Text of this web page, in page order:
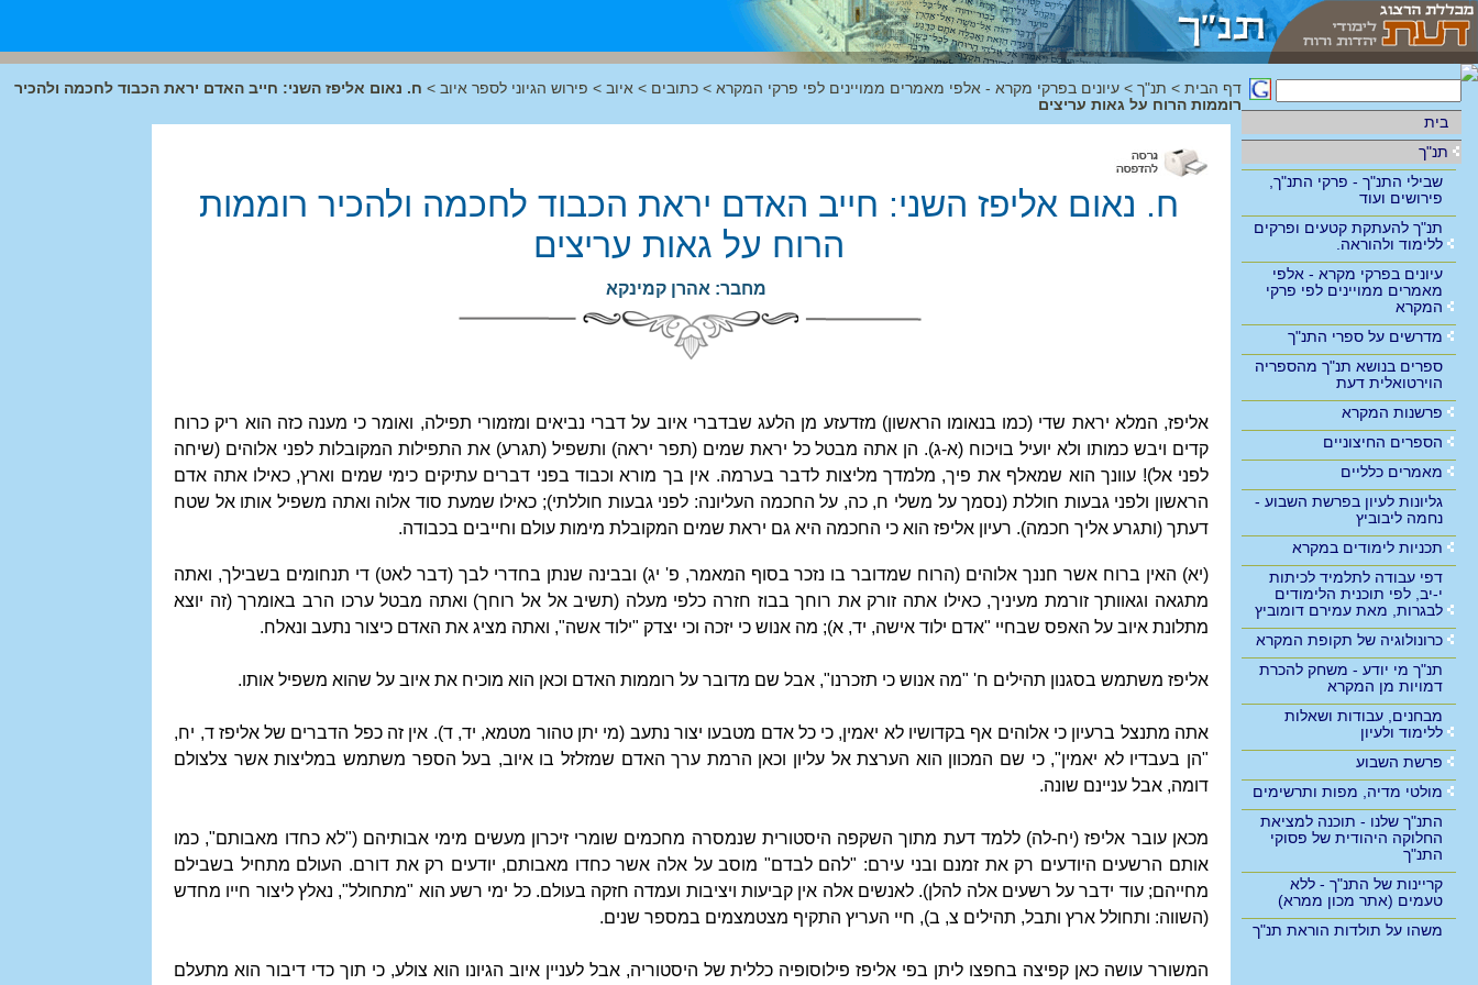
בית
תנ"ך
שבילי התנ"ך - פרקי התנ"ך,
פירושים ועוד
תנ"ך להעתקת קטעים ופרקים
ללימוד ולהוראה.
עיונים בפרקי מקרא - אלפי
מאמרים ממויינים לפי פרקי
המקרא
מדרשים על ספרי התנ"ך
ספרים בנושא תנ"ך מהספריה
הוירטואלית דעת
פרשנות המקרא
הספרים החיצוניים
מאמרים כלליים
גליונות לעיון בפרשת השבוע -
נחמה ליבוביץ
תכניות לימודים במקרא
דפי עבודה לתלמיד לכיתות
י-יב, לפי תוכנית הלימודים
לבגרות, מאת עמירם דומוביץ
כרונולוגיה של תקופת המקרא
תנ"ך מי יודע - משחק להכרת
דמויות מן המקרא
מבחנים, עבודות ושאלות
ללימוד ולעיון
פרשת השבוע
מולטי מדיה, מפות ותרשימים
התנ"ך שלנו - תוכנה למציאת
החלוקה היהודית של פסוקי
התנ"ך
קריינות של התנ"ך - ללא
טעמים (אתר מכון ממרא)
משהו על תולדות הוראת תנ"ך
דף הבית > תנ"ך > עיונים בפרקי מקרא - אלפי מאמרים ממויינים לפי פרקי המקרא > כתובים > איוב > פירוש הגיוני לספר איוב > ח. נאום אליפז השני: חייב האדם יראת הכבוד לחכמה ולהכיר
רוממות הרוח על גאות עריצים
ח. נאום אליפז השני: חייב האדם יראת הכבוד לחכמה ולהכיר רוממות
הרוח על גאות עריצים
מחבר: אהרן קמינקא
אליפז, המלא יראת שדי (כמו בנאומו הראשון) מזדעזע מן הלעג שבדברי איוב על דברי נביאים ומזמורי תפילה, ואומר כי מענה כזה הוא ריק כרוח
קדים ויבש כמותו ולא יועיל בויכוח (א-ג). הן אתה מבטל כל יראת שמים (תפר יראה) ותשפיל (תגרע) את התפילות המקובלות לפני אלוהים (שיחה
לפני אל)! עוונך הוא שמאלף את פיך, מלמדך מליצות לדבר בערמה. אין בך מורא וכבוד בפני דברים עתיקים כימי שמים וארץ, כאילו אתה אדם
הראשון ולפני גבעות חוללת (נסמך על משלי ח, כה, על החכמה העליונה: לפני גבעות חוללתי); כאילו שמעת סוד אלוה ואתה משפיל אותו אל שטח
דעתך (ותגרע אליך חכמה). רעיון אליפז הוא כי החכמה היא גם יראת שמים המקובלת מימות עולם וחייבים בכבודה.
(יא) האין ברוח אשר חננך אלוהים (הרוח שמדובר בו נזכר בסוף המאמר, פ' יג) ובבינה שנתן בחדרי לבך (דבר לאט) די תנחומים בשבילך, ואתה
מתגאה וגאוותך זורמת מעיניך, כאילו אתה זורק את רוחך בבוז חזרה כלפי מעלה (תשיב אל אל רוחך) ואתה מבטל ערכו הרב באומרך (זה יוצא
מתלונת איוב על האפס שבחיי "אדם ילוד אישה, יד, א); מה אנוש כי יזכה וכי יצדק "ילוד אשה", ואתה מציג את האדם כיצור נתעב ונאלח.
אליפז משתמש בסגנון תהילים ח' "מה אנוש כי תזכרנו", אבל שם מדובר על רוממות האדם וכאן הוא מוכיח את איוב על שהוא משפיל אותו.
אתה מתנצל ברעיון כי אלוהים אף בקדושיו לא יאמין, כי כל אדם מטבעו יצור נתעב (מי יתן טהור מטמא, יד, ד). אין זה כפל הדברים של אליפז ד, יח,
"הן בעבדיו לא יאמין", כי שם המכוון הוא הערצת אל עליון וכאן הרמת ערך האדם שמזלזל בו איוב, בעל הספר משתמש במליצות אשר צלצולם
דומה, אבל עניינם שונה.
מכאן עובר אליפז (יח-לה) ללמד דעת מתוך השקפה היסטורית שנמסרה מחכמים שומרי זיכרון מעשים מימי אבותיהם ("לא כחדו מאבותם", כמו
אותם הרשעים היודעים רק את זמנם ובני עירם: "להם לבדם" מוסב על אלה אשר כחדו מאבותם, יודעים רק את דורם. העולם מתחיל בשבילם
מחייהם; עוד ידבר על רשעים אלה להלן). לאנשים אלה אין קביעות ויציבות ועמדה חזקה בעולם. כל ימי רשע הוא "מתחולל", נאלץ ליצור חייו מחדש
(השווה: ותחולל ארץ ותבל, תהילים צ, ב), חיי העריץ התקיף מצטמצמים במספר שנים.
המשורר עושה כאן קפיצה בחפצו ליתן בפי אליפז פילוסופיה כללית של היסטוריה, אבל לעניין איוב הגיונו הוא צולע, כי תוך כדי דיבור הוא מתעלם